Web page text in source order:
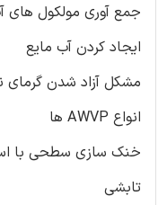
جمع آوری مولکول های
ایجاد کردن آب مایع
مشکل آزاد شدن گرمای
انواع AWVP ها
خنک سازی سطحی با
تابشی